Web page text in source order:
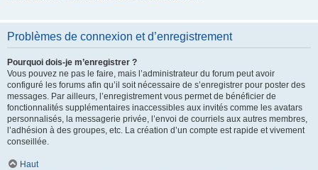
Problèmes de connexion et d’enregistrement
Pourquoi dois-je m’enregistrer ?
Vous pouvez ne pas le faire, mais l’administrateur du forum peut avoir
configuré les forums afin qu’il soit nécessaire de s’enregistrer pour poster des
messages. Par ailleurs, l’enregistrement vous permet de bénéficier de
fonctionnalités supplémentaires inaccessibles aux invités comme les avatars
personnalisés, la messagerie privée, l’envoi de courriels aux autres membres,
l’adhésion à des groupes, etc. La création d’un compte est rapide et vivement
conseillée.
Haut